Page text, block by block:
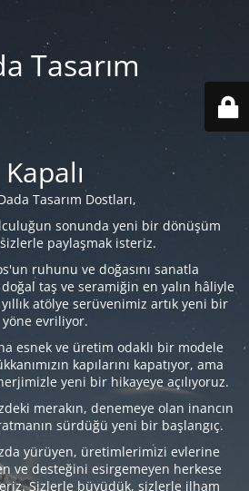
Tasarım
Kapalı
Tasarım Dostları,
sonunda yeni bir dönüşüm
paylaşmak isteriz.
ruhunu ve doğasını sanatla
taş ve seramiğin en yalın hâliyle
atölye serüvenimiz artık yeni bir
yöne evriliyor.
esnek ve üretim odaklı bir modele
kapılarını kapatıyor, ama
yeni bir hikayeye açılıyoruz.
merakın, denemeye olan inancın
sürdüğü yeni bir başlangıç.
yürüyen, üretimlerimizi evlerine
ve desteğini esirgemeyen herkese
Sizlerle büyüdük, sizlerle ilham